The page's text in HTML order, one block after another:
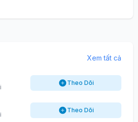
Xem tất cả
Theo Dõi
Theo Dõi